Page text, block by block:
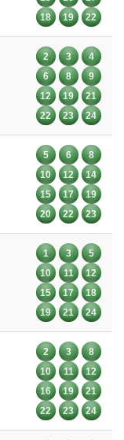
18
19 22
2 3
4
6
8
9
12
19
21
22
23 24
5 6
8
10
12
14
15
17
19
20
22 23
1 3
5
10
11
12
15
17
18
19
21 24
2 3
8
10
11
12
16
19
21
22
23 24